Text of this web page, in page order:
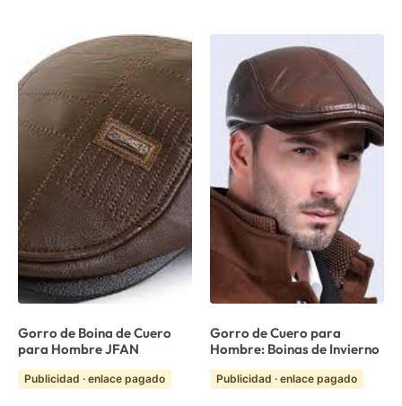
Gorro de Boina de Cuero
para Hombre JFAN
Publicidad · enlace pagado
Gorro de Cuero para
Hombre: Boinas de Invierno
Publicidad · enlace pagado